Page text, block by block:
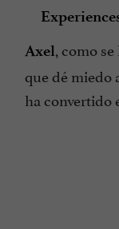
Axel, como
que dé miedo
ha convertido